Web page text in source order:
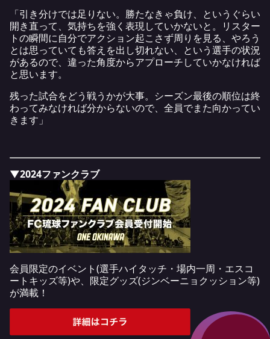
「引き分けでは足りない。勝たなきゃ負け、というぐらい
開き直って、気持ちを強く表現していかないと。リスター
トの瞬間に自分でアクション起こさず周りを見る、やろう
とは思っていても答えを出し切れない、という選手の状況
があるので、違った角度からアプローチしていかなければ
と思います。
残った試合をどう戦うかが大事。シーズン最後の順位は終
わってみなければ分からないので、全員でまた向かってい
きます」
▼2024ファンクラブ
会員限定のイベント(選手ハイタッチ・場内一周・エスコ
ートキッズ等)や、限定グッズ(ジンベーニョクッション等)
が満載！